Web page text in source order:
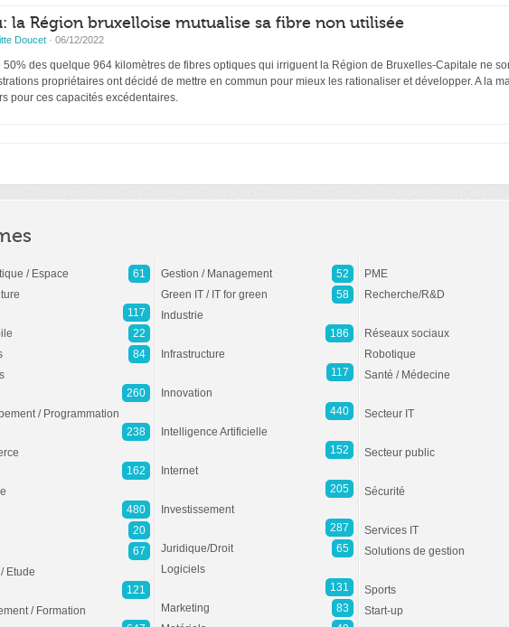
la Région bruxelloise mutualise sa fibre non utilisée
Doucet · 06/12/2022
50% des quelque 964 kilomètres de fibres optiques qui irriguent la Région de Bruxelles-Capitale ne
propriétaires ont décidé de mettre en commun pour mieux les rationaliser et développer. A la
pour ces capacités excédentaires.
/ Espace
61
117
22
84
260
/ Programmation
238
162
480
20
67
Etude
121
/ Formation
Gestion / Management
52
Green IT / IT for green
58
Industrie
186
Infrastructure
117
Innovation
440
Intelligence Artificielle
152
Internet
205
Investissement
287
Juridique/Droit
65
Logiciels
131
Marketing
83
PME
Recherche/R&D
Réseaux sociaux
Robotique
Santé / Médecine
Secteur IT
Secteur public
Sécurité
Services IT
Solutions de gestion
Sports
Start-up